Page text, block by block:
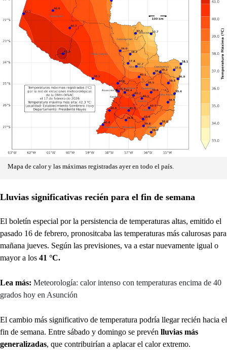
Mapa de calor y las máximas registradas ayer en todo el país.
Lluvias significativas recién para el fin de semana
El boletín especial por la persistencia de temperaturas altas, emitido el
pasado 16 de febrero, pronositcaba las temperaturas más calurosas para
mañana jueves. Según las previsiones, va a estar nuevamente igual o
mayor a los 41 °C.
Lea más: Meteorología: calor intenso con temperaturas encima de 40
grados hoy en Asunción
El cambio más significativo de temperatura podría llegar recién hacia el
fin de semana. Entre sábado y domingo se prevén lluvias más
generalizadas, que contribuirían a aplacar el calor extremo.